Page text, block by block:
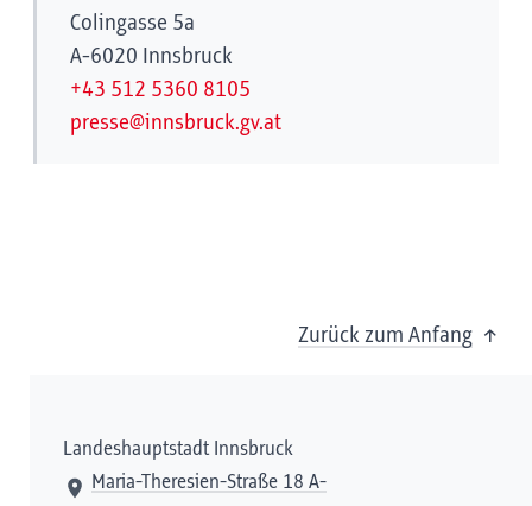
Colingasse 5a
A-6020 Innsbruck
+43 512 5360 8105
presse@innsbruck.gv.at
Zurück zum Anfang
Landeshauptstadt Innsbruck
Maria-Theresien-Straße 18 A-